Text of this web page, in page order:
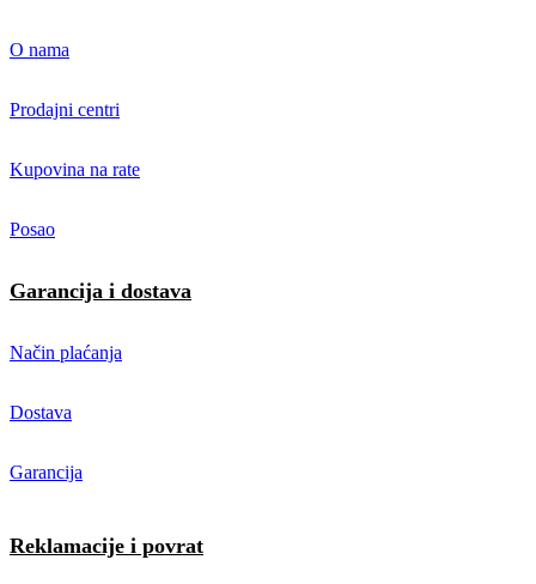
O nama
Prodajni centri
Kupovina na rate
Posao
Garancija i dostava
Način plaćanja
Dostava
Garancija
Reklamacije i povrat